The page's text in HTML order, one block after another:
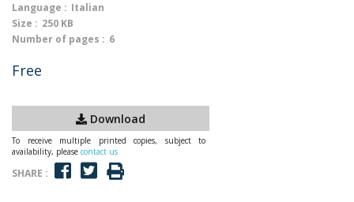
Language : Italian
Size : 250 KB
Number of pages : 6
Free
Download
To receive multiple printed copies, subject to
availability, please contact us
SHARE :